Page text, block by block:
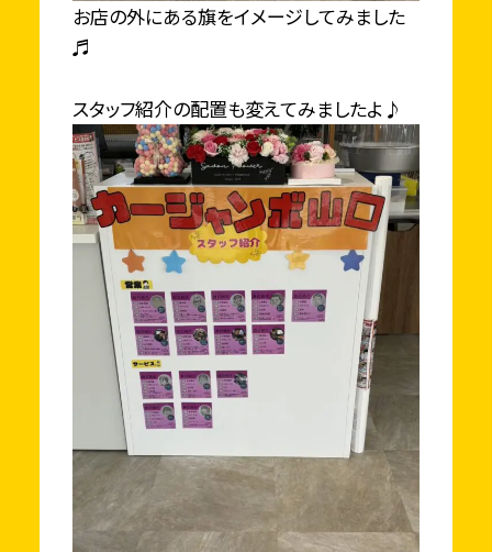
お店の外にある旗をイメージしてみました
♬
スタッフ紹介の配置も変えてみましたよ♪